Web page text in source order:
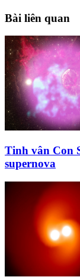
Bài liên quan
Tinh vân Con
supernova